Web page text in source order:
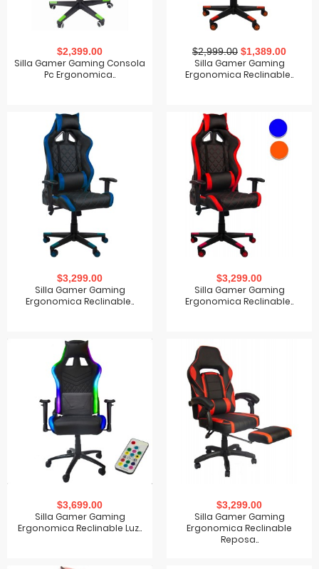
$2,399.00
Silla Gamer Gaming Consola
Pc Ergonomica..
$2,999.00 $1,389.00
Silla Gamer Gaming
Ergonomica Reclinable..
$3,299.00
Silla Gamer Gaming
Ergonomica Reclinable..
$3,299.00
Silla Gamer Gaming
Ergonomica Reclinable..
$3,699.00
Silla Gamer Gaming
Ergonomica Reclinable Luz..
$3,299.00
Silla Gamer Gaming
Ergonomica Reclinable
Reposa..